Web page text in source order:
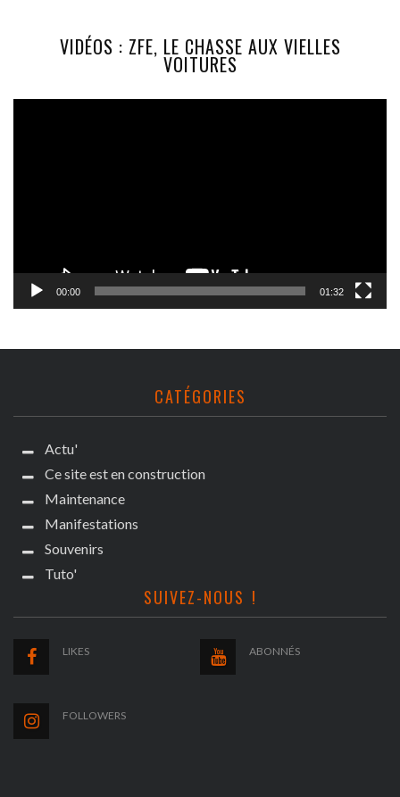
VIDÉOS : ZFE, LE CHASSE AUX VIELLES
VOITURES
00:00 01:32
CATÉGORIES
Actu'
Ce site est en construction
Maintenance
Manifestations
Souvenirs
Tuto'
SUIVEZ-NOUS !
LIKES ABONNÉS
FOLLOWERS